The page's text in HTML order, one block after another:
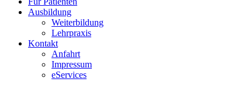
Ausbildung
Weiterbildung
Lehrpraxis
Kontakt
Anfahrt
Impressum
eServices